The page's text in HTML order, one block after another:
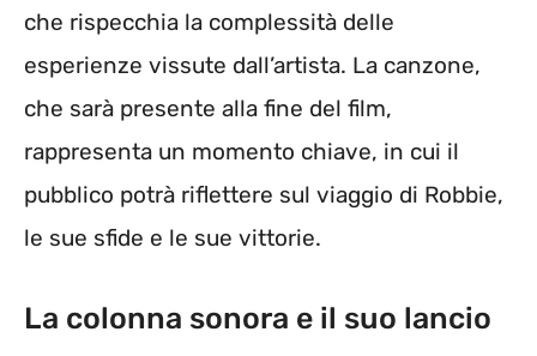
che rispecchia la complessità delle
esperienze vissute dall’artista. La canzone,
che sarà presente alla fine del film,
rappresenta un momento chiave, in cui il
pubblico potrà riflettere sul viaggio di Robbie,
le sue sfide e le sue vittorie.
La colonna sonora e il suo lancio